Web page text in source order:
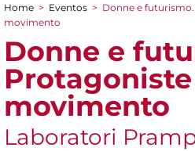
You are here
Home > Eventos > Donne e
movimento
Donne e
movimento
Laboratori